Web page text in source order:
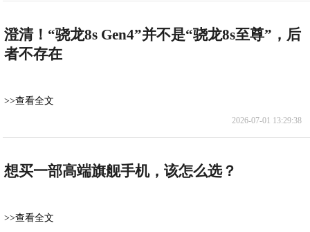
澄清！“骁龙8s Gen4”并不是“骁龙8s至尊”，后
者不存在
>>查看全文
2026-07-01 13:29:38
想买一部高端旗舰手机，该怎么选？
>>查看全文